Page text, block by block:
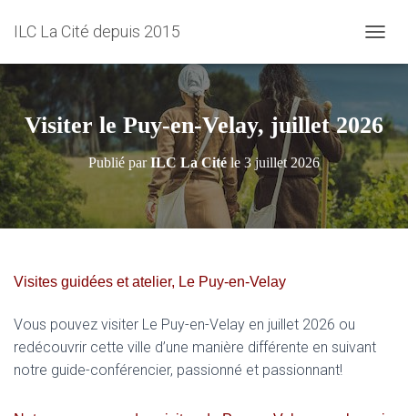
ILC La Cité depuis 2015
É
I
E
A
N
A
Visiter le Puy-en-Velay, juillet 2026
Publié parILC La Citéle 3 juillet 2026
Visites guidées et atelier, Le Puy-en-Velay
Vous pouvez visiter Le Puy-en-Velay en juillet 2026 ou
redécouvrir cette ville d’une manière différente en suivant
notre guide-conférencier, passionné et passionnant!